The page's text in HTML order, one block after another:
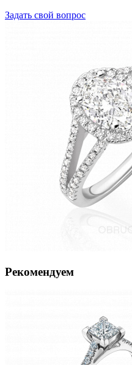
Задать свой вопрос
Рекомендуем